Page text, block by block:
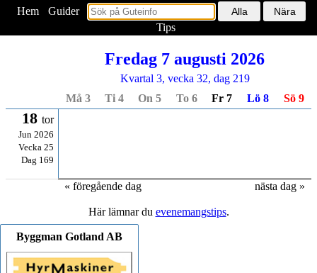
Hem
Guider
Tips
Fredag 7 augusti 2026
Kvartal 3, vecka 32, dag 219
Må 3
Ti 4 On 5 To 6 Fr 7 Lö 8 Sö 9
18 tor
Jun 2026
Vecka 25
Dag 169
« föregående dag nästa dag »
Här lämnar du evenemangstips.
Byggman Gotland AB